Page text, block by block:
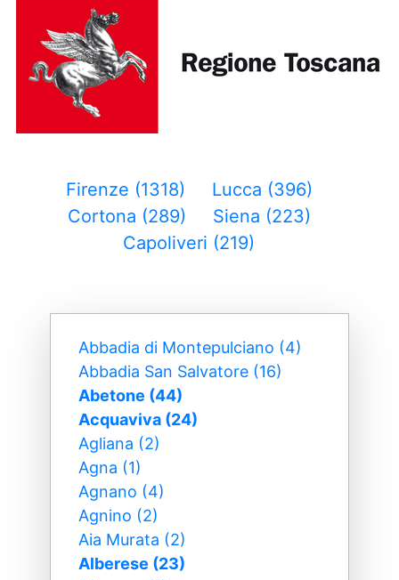
Firenze (1318)
Lucca (396)
Cortona (289)
Siena (223)
Capoliveri (219)
Abbadia di Montepulciano (4)
Abbadia San Salvatore (16)
Abetone (44)
Acquaviva (24)
Agliana (2)
Agna (1)
Agnano (4)
Agnino (2)
Aia Murata (2)
Alberese (23)